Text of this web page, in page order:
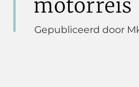
motorreis
Gepubliceerd door